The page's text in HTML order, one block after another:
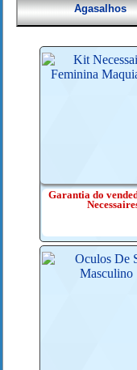
Agasalhos
Garantia do